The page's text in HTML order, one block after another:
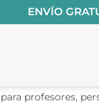
ENVÍO
profesores,